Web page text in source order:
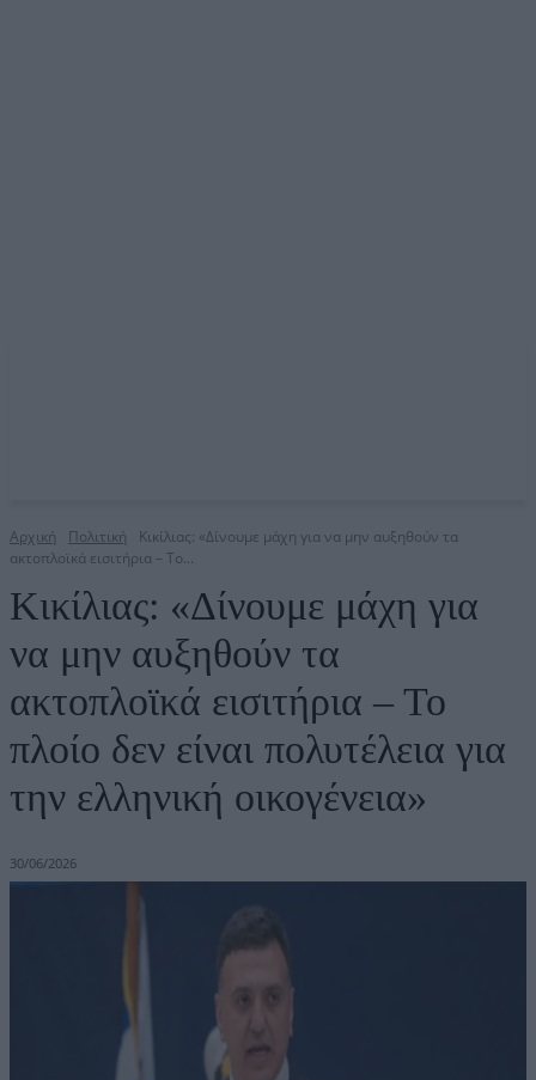
Αρχική Πολιτική
Κικίλιας: «Δίνουμε μάχη για να μην αυξηθούν τα
ακτοπλοϊκά εισιτήρια – Το...
Κικίλιας: «Δίνουμε μάχη για
να μην αυξηθούν τα
ακτοπλοϊκά εισιτήρια – Το
πλοίο δεν είναι πολυτέλεια για
την ελληνική οικογένεια»
30/06/2026